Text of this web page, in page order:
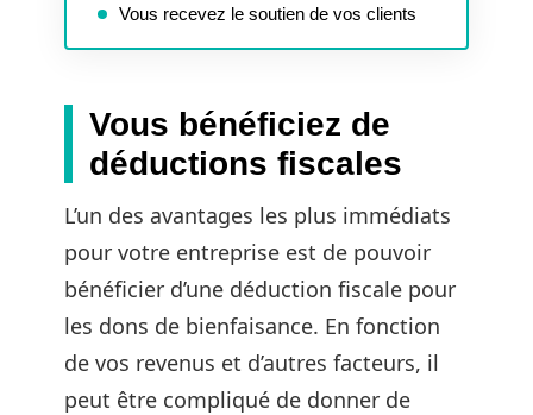
Vous recevez le soutien de vos clients
Vous bénéficiez de
déductions fiscales
L’un des avantages les plus immédiats
pour votre entreprise est de pouvoir
bénéficier d’une déduction fiscale pour
les dons de bienfaisance. En fonction
de vos revenus et d’autres facteurs, il
peut être compliqué de donner de